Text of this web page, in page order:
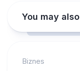
You may
Biznes